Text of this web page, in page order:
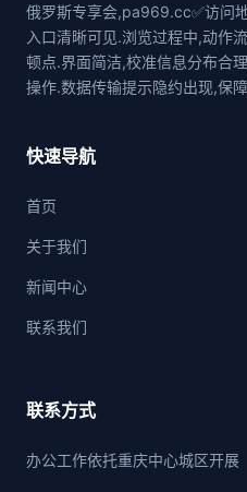
俄罗斯专享会,pa969.cc✅访问
入口清晰可见.浏览过程中,动作
顿点.界面简洁,校准信息分布合
操作.数据传输提示隐约出现,保
快速导航
首页
关于我们
新闻中心
联系我们
联系方式
办公工作依托重庆中心城区开展